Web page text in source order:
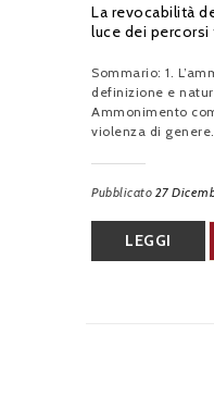
La revocabilità
luce dei
Sommario: 1.
definizione e
Ammonimento
violenza di genere...
Pubblicato 27
LEGGI